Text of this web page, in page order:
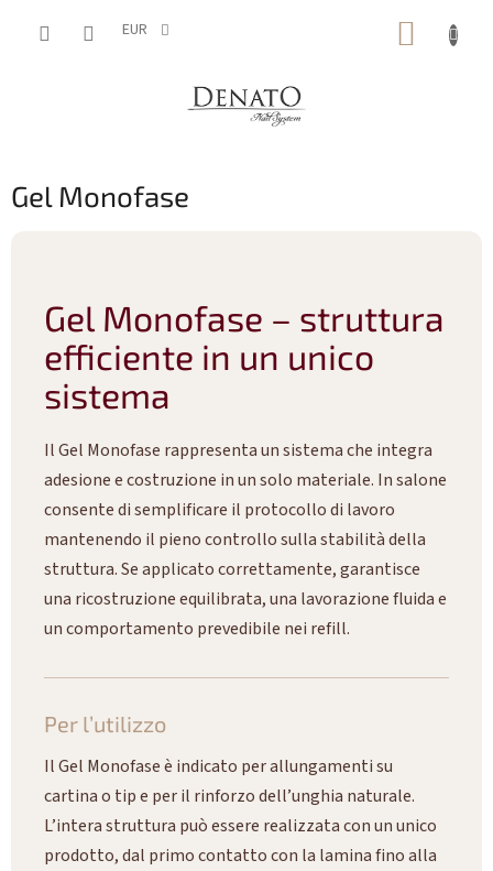
EUR
Gel Monofase
Gel Monofase – struttura
efficiente in un unico
sistema
Il Gel Monofase rappresenta un sistema che integra
adesione e costruzione in un solo materiale. In salone
consente di semplificare il protocollo di lavoro
mantenendo il pieno controllo sulla stabilità della
struttura. Se applicato correttamente, garantisce
una ricostruzione equilibrata, una lavorazione fluida e
un comportamento prevedibile nei refill.
Per l’utilizzo
Il Gel Monofase è indicato per allungamenti su
cartina o tip e per il rinforzo dell’unghia naturale.
L’intera struttura può essere realizzata con un unico
prodotto, dal primo contatto con la lamina fino alla